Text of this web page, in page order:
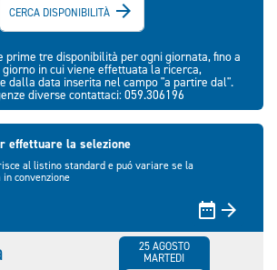
CERCA DISPONIBILITÀ 
prime tre disponibilità per ogni giornata, fino a
giorno in cui viene effettuata la ricerca,
dalla data inserita nel campo "a partire dal".
diverse contattaci: 059.306196
effettuare la selezione
al listino standard e puó variare se la
convenzione
 
25 AGOSTO
MARTEDI